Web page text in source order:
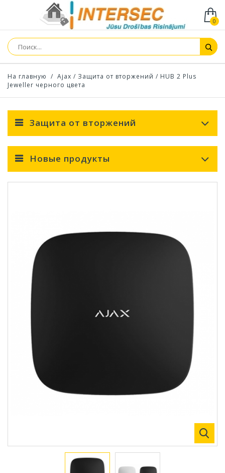
0
На главную / Ajax / Защита от вторжений / HUB 2 Plus
Jeweller черного цвета
Защита от вторжений
Новые продукты